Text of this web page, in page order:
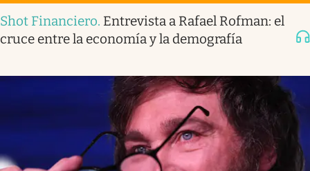
Shot Financiero. Entrevista a Rafael Rofman: el
cruce entre la economía y la demografía